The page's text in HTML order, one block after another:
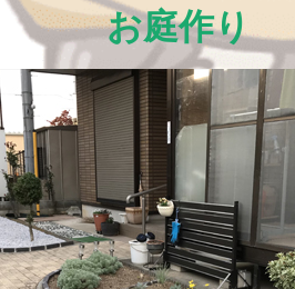
お庭作り